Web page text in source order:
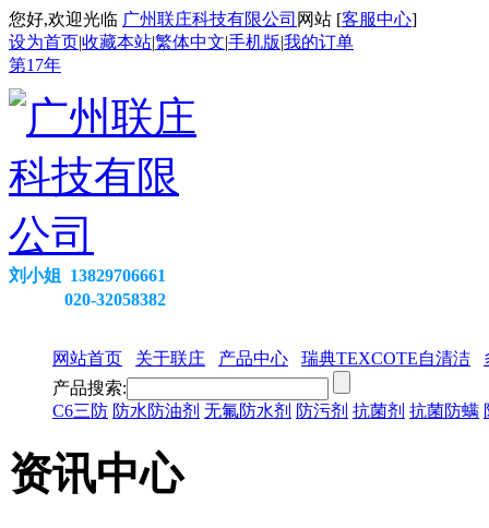
您好,欢迎光临 广州联庄科技有限公司 网站 [客服中心]
设为首页|收藏本站|繁体中文|手机版|我的订单
第17年
刘小姐 13829706661
020-32058382
网站首页 关于联庄 产品中心 瑞典TEXCOTE自清洁
产品搜索:
C6三防 防水防油剂 无氟防水剂 防污剂 抗菌剂 抗菌防螨
资讯中心